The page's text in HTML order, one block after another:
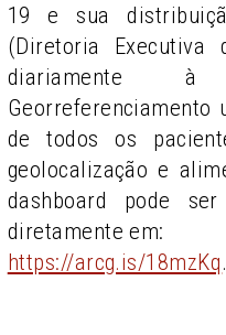
19 e sua
(Diretoria Executiva
diariamente à
Georreferenciamento
de todos os
geolocalização e
dashboard pode
diretamente em:
https://arcg.is/18mzKq.